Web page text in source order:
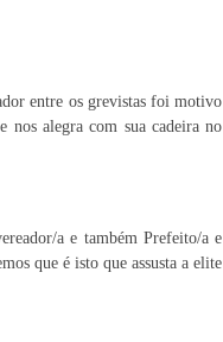
entre os grevistas foi motivo
alegra com sua cadeira no
a e também Prefeito/a e
que é isto que assusta a elite